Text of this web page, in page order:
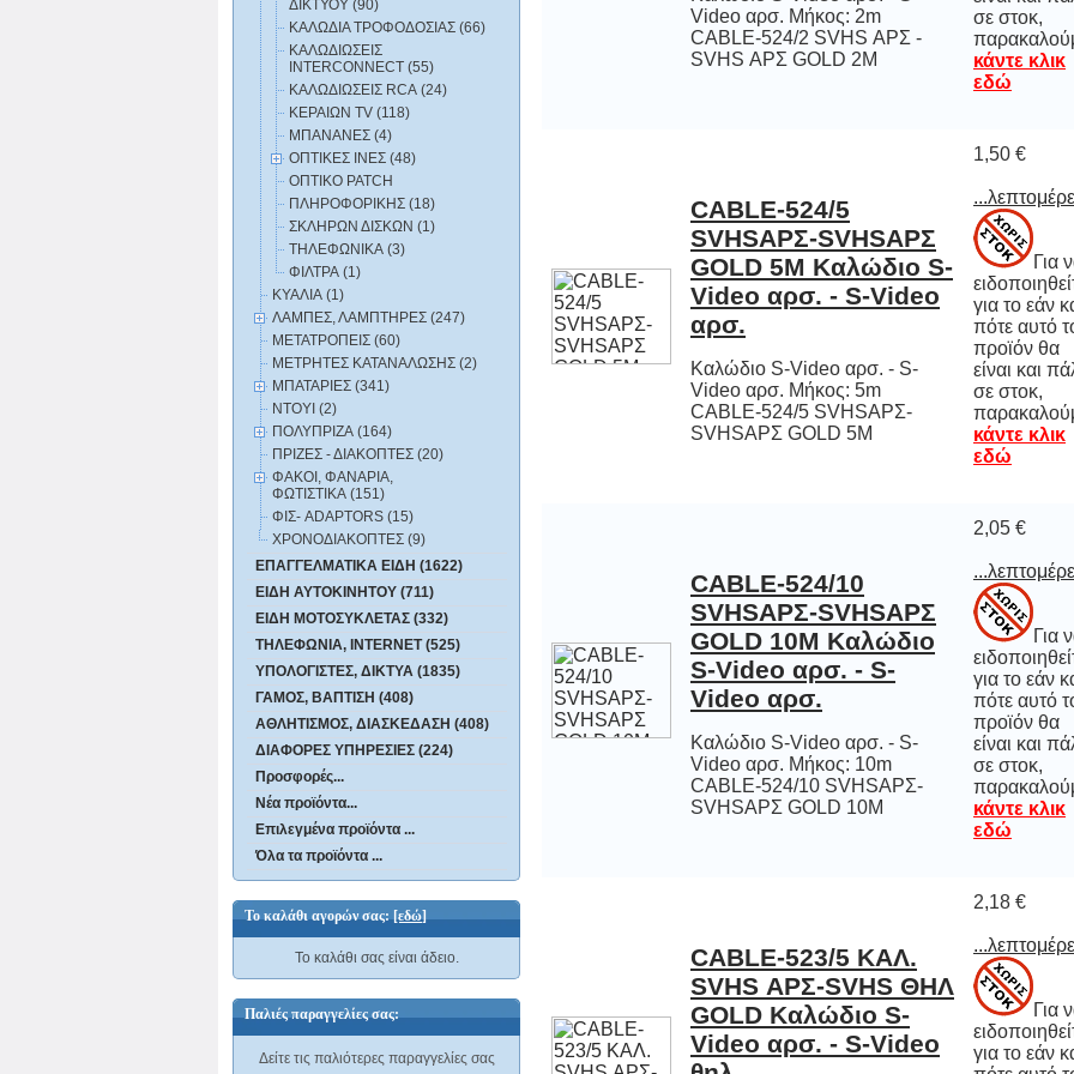
ΔΙΚΤΥΟΥ (90)
ΚΑΛΩΔΙΑ ΤΡΟΦΟΔΟΣΙΑΣ (66)
ΚΑΛΩΔΙΩΣΕΙΣ
INTERCONNECT (55)
ΚΑΛΩΔΙΩΣΕΙΣ RCA (24)
ΚΕΡΑΙΩΝ TV (118)
ΜΠΑΝΑΝΕΣ (4)
ΟΠΤΙΚΕΣ ΙΝΕΣ (48)
ΟΠΤΙΚΟ PATCH
ΠΛΗΡΟΦΟΡΙΚΗΣ (18)
ΣΚΛΗΡΩΝ ΔΙΣΚΩΝ (1)
ΤΗΛΕΦΩΝΙΚΑ (3)
ΦΙΛΤΡΑ (1)
ΚΥΑΛΙΑ (1)
ΛΑΜΠΕΣ, ΛΑΜΠΤΗΡΕΣ (247)
ΜΕΤΑΤΡΟΠΕΙΣ (60)
ΜΕΤΡΗΤΕΣ ΚΑΤΑΝΑΛΩΣΗΣ (2)
ΜΠΑΤΑΡΙΕΣ (341)
ΝΤΟΥΙ (2)
ΠΟΛΥΠΡΙΖΑ (164)
ΠΡΙΖΕΣ - ΔΙΑΚΟΠΤΕΣ (20)
ΦΑΚΟΙ, ΦΑΝΑΡΙΑ,
ΦΩΤΙΣΤΙΚΑ (151)
ΦΙΣ- ADAPTORS (15)
ΧΡΟΝΟΔΙΑΚΟΠΤΕΣ (9)
ΕΠΑΓΓΕΛΜΑΤΙΚΑ ΕΙΔΗ (1622)
ΕΙΔΗ ΑΥΤΟΚΙΝΗΤΟΥ (711)
ΕΙΔΗ ΜΟΤΟΣΥΚΛΕΤΑΣ (332)
ΤΗΛΕΦΩΝΙΑ, INTERNET (525)
ΥΠΟΛΟΓΙΣΤΕΣ, ΔΙΚΤΥΑ (1835)
ΓΑΜΟΣ, ΒΑΠΤΙΣΗ (408)
ΑΘΛΗΤΙΣΜΟΣ, ΔΙΑΣΚΕΔΑΣΗ (408)
ΔΙΑΦΟΡΕΣ ΥΠΗΡΕΣΙΕΣ (224)
Προσφορές...
Νέα προϊόντα...
Επιλεγμένα προϊόντα ...
Όλα τα προϊόντα ...
Το καλάθι αγορών σας:[εδώ]
Το καλάθι σας είναι άδειο.
Παλιές παραγγελίες σας:
Δείτε τις παλιότερες παραγγελίες σας
SVHS ΑΡΣ GOLD 2M
κάντε κλικ
εδώ
CABLE-524/5
SVHSΑΡΣ-SVHSΑΡΣ
GOLD 5M Καλώδιο S-
Video αρσ. - S-Video
αρσ.
Καλώδιο S-Video αρσ. - S-
Video αρσ. Μήκος: 5m
CABLE-524/5 SVHSΑΡΣ-
SVHSΑΡΣ GOLD 5M
1,50 €
Για
για το εάν
πότε
προϊόν
είναι και
σε
κάντε κλικ
εδώ
CABLE-524/10
SVHSΑΡΣ-SVHSΑΡΣ
GOLD 10M Καλώδιο
S-Video αρσ. - S-
Video αρσ.
Καλώδιο S-Video αρσ. - S-
Video αρσ. Μήκος: 10m
CABLE-524/10 SVHSΑΡΣ-
SVHSΑΡΣ GOLD 10M
2,05 €
Για
για το εάν
πότε
προϊόν
είναι και
σε
κάντε κλικ
εδώ
CABLE-523/5 ΚΑΛ.
SVHS ΑΡΣ-SVHS ΘΗΛ
GOLD Καλώδιο S-
Video αρσ. - S-Video
2,18 €
Για
για το εάν
πότε
προϊόν
είναι και
σε